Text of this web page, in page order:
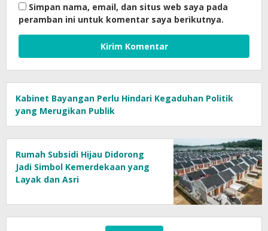
Simpan nama, email, dan situs web saya pada
peramban ini untuk komentar saya berikutnya.
Kabinet Bayangan Perlu Hindari Kegaduhan Politik
yang Merugikan Publik
Rumah Subsidi Hijau Didorong
Jadi Simbol Kemerdekaan yang
Layak dan Asri